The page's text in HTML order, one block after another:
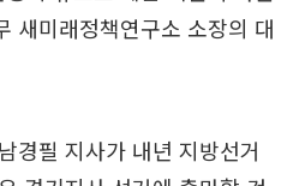
새미래정책연구소 소장의 대
경필 지사가 내년 지방선거